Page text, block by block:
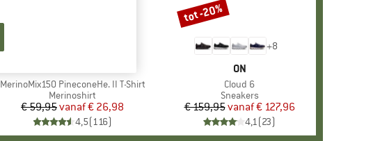
Artikel
MerinoMix150 PineconeHe. II T-Shirt
Productgroep
Merinoshirt
Prijs
€ 59,95 Verlaagde prijs
vanaf€ 26,98
4,5(116)
+8
MERK
ON
Artikel
Cloud 6
Productgroep
Sneakers
Prijs
€ 159,95 Verlaagde prijs
vanaf€ 127,96
4,1(23)
Korting
tot -20%